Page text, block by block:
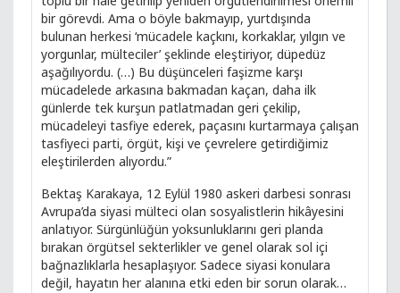
bir görevdi. Ama o böyle bakmayıp, yurtdışında
bulunan herkesi ‘mücadele kaçkını, korkaklar, yılgın ve
yorgunlar, mülteciler’ şeklinde eleştiriyor, düpedüz
aşağılıyordu. (…) Bu düşünceleri faşizme karşı
mücadelede arkasına bakmadan kaçan, daha ilk
günlerde tek kurşun patlatmadan geri çekilip,
mücadeleyi tasfiye ederek, paçasını kurtarmaya çalışan
tasfiyeci parti, örgüt, kişi ve çevrelere getirdiğimiz
eleştirilerden alıyordu.”
Bektaş Karakaya, 12 Eylül 1980 askeri darbesi sonrası
Avrupa’da siyasi mülteci olan sosyalistlerin hikâyesini
anlatıyor. Sürgünlüğün yoksunluklarını geri planda
bırakan örgütsel sekterlikler ve genel olarak sol içi
bağnazlıklarla hesaplaşıyor. Sadece siyasi konulara
değil, hayatın her alanına etki eden bir sorun olarak…